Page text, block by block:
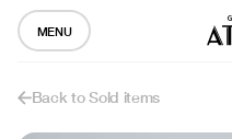
MENU
Back to Sold items